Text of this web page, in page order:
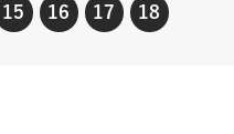
15 16 17 18